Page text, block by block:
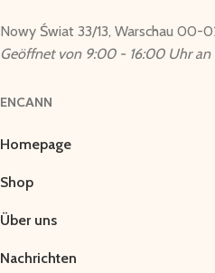
Nowy Świat 33/13, Warschau 00-
Geöffnet von 9:00 - 16:00 Uhr an
ENCANN
Homepage
Shop
Über uns
Nachrichten